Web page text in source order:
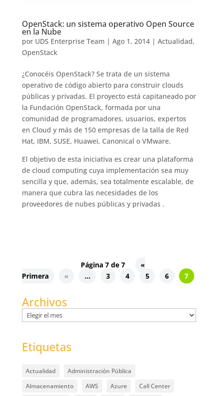
OpenStack: un sistema operativo Open Source
en la Nube
por UDS Enterprise Team | Ago 1, 2014| Actualidad,
OpenStack
¿Conocéis OpenStack? Se trata de un sistema
operativo de código abierto para construir clouds
públicas y privadas. El proyecto está capitaneado por
la Fundación OpenStack, formada por una
comunidad de programadores, usuarios, expertos
en Cloud y más de 150 empresas de la talla de Red
Hat, IBM, SUSE, Huawei, Canonical o VMware.
El objetivo de esta iniciativa es crear una plataforma
de cloud computing cuya implementación sea muy
sencilla y que, además, sea totalmente escalable, de
manera que cubra las necesidades de los
proveedores de nubes públicas y privadas .
Página 7 de 7
«
Primera
« ... 3 4 5 6 7
Archivos
Archivos
Etiquetas
Actualidad
Administración Pública
Almacenamiento
AWS Azure
Call Center